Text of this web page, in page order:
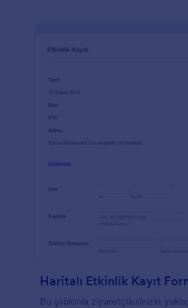
rezervasyonları depolama
Etkinliğiniz için ödemeleri işleme
seçeneğiniz olacak. Hızlı ve
Haritalı Etkinlik Kayıt
Bu şablonla ziyaretçilerinizin